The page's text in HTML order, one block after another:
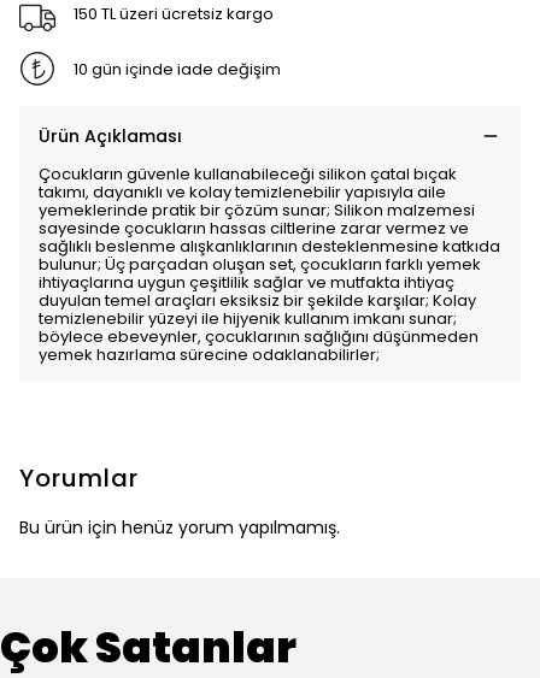
150 TL üzeri ücretsiz kargo
10 gün içinde iade değişim
Ürün Açıklaması
Çocukların güvenle kullanabileceği silikon çatal bıçak
takımı, dayanıklı ve kolay temizlenebilir yapısıyla aile
yemeklerinde pratik bir çözüm sunar; Silikon malzemesi
sayesinde çocukların hassas ciltlerine zarar vermez ve
sağlıklı beslenme alışkanlıklarının desteklenmesine katkıda
bulunur; Üç parçadan oluşan set, çocukların farklı yemek
ihtiyaçlarına uygun çeşitlilik sağlar ve mutfakta ihtiyaç
duyulan temel araçları eksiksiz bir şekilde karşılar; Kolay
temizlenebilir yüzeyi ile hijyenik kullanım imkanı sunar;
böylece ebeveynler, çocuklarının sağlığını düşünmeden
yemek hazırlama sürecine odaklanabilirler;
Yorumlar
Bu ürün için henüz yorum yapılmamış.
Çok Satanlar